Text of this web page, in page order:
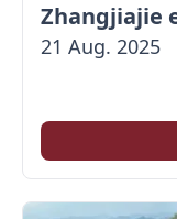
21 Aug. 2025